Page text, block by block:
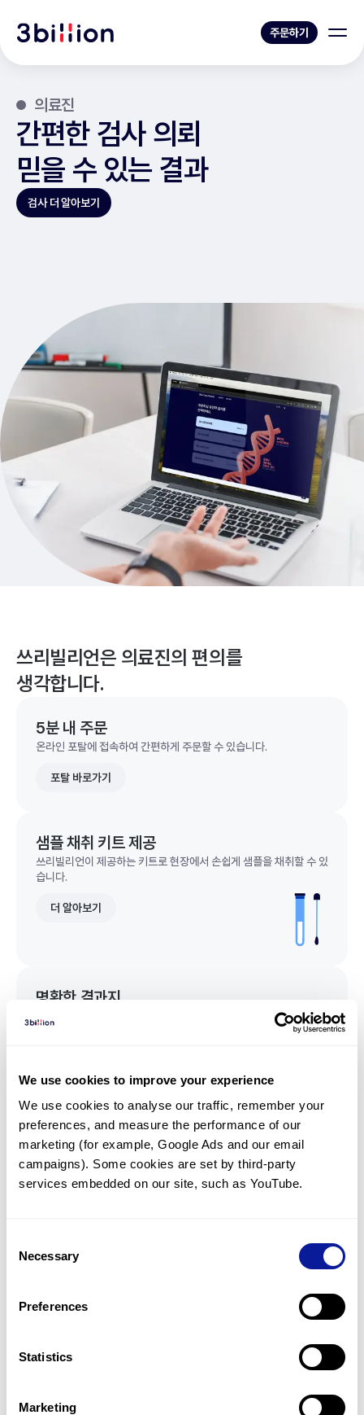
We use cookies to improve your experience
We use cookies to analyse our traffic, remember your
preferences, and measure the performance of our
marketing (for example, Google Ads and our email
campaigns). Some cookies are set by third-party
services embedded on our site, such as YouTube.
Selection
Necessary
Preferences
Statistics
Marketing
주문하기
의료진
간편한 검사 의뢰
믿을 수 있는 결과
검사 더 알아보기
쓰리빌리언은 의료진의 편의를
생각합니다.
5분 내 주문
온라인 포탈에 접속하여 간편하게 주문할 수 있습니다.
포탈 바로가기
샘플 채취 키트 제공
쓰리빌리언이 제공하는 키트로 현장에서 손쉽게 샘플을 채취할 수 있
습니다.
더 알아보기
명확한 결과지
임상유전학팀과 소통
궁금한 점을 임상유전학팀과 직접 논의 할 수 있습니다.
문의하기
미진단된 경우에 재분석을 통해 후속 케어를 받을 수 있습니다.
최신 유전학 정보 제공
블로그와 뉴스레터를 통해 최신 유전학 정보를 제공해 드립니다.